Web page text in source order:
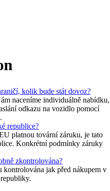
kolik bude stát dovoz?
naceníme individuálně nabídku,
odkazu na vozidlo pomocí
republice?
platnou tovární záruku, je tato
Konkrétní podmínky záruky
zkontrolována?
kontrolována jak před nákupem v